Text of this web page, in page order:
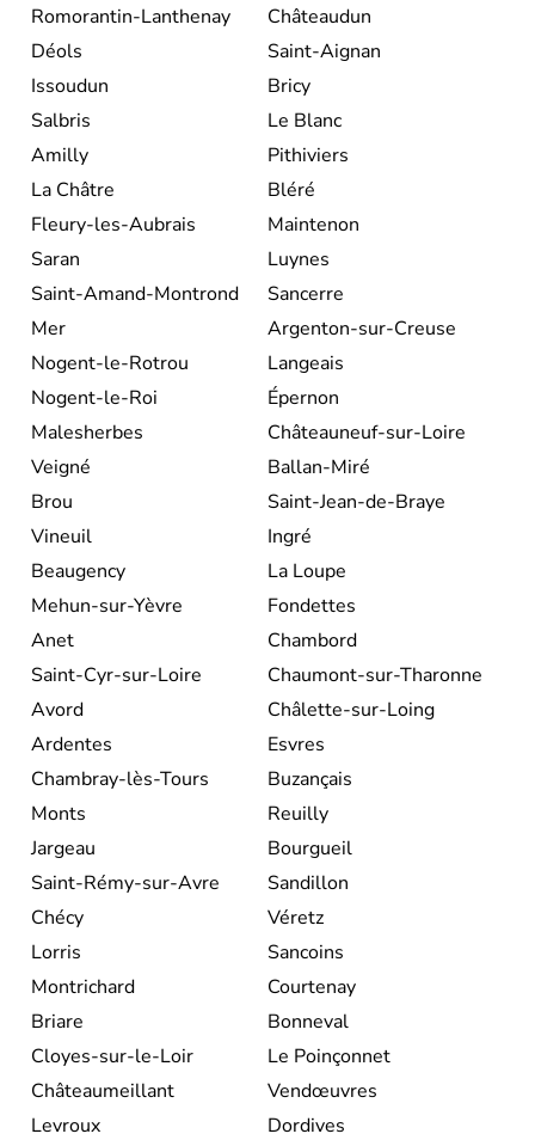
Romorantin-Lanthenay
Châteaudun
Déols
Saint-Aignan
Issoudun
Bricy
Salbris
Le Blanc
Amilly
Pithiviers
La Châtre
Bléré
Fleury-les-Aubrais
Maintenon
Saran
Luynes
Saint-Amand-Montrond
Sancerre
Mer
Argenton-sur-Creuse
Nogent-le-Rotrou
Langeais
Nogent-le-Roi
Épernon
Malesherbes
Châteauneuf-sur-Loire
Veigné
Ballan-Miré
Brou
Saint-Jean-de-Braye
Vineuil
Ingré
Beaugency
La Loupe
Mehun-sur-Yèvre
Fondettes
Anet
Chambord
Saint-Cyr-sur-Loire
Chaumont-sur-Tharonne
Avord
Châlette-sur-Loing
Ardentes
Esvres
Chambray-lès-Tours
Buzançais
Monts
Reuilly
Jargeau
Bourgueil
Saint-Rémy-sur-Avre
Sandillon
Chécy
Véretz
Lorris
Sancoins
Montrichard
Courtenay
Briare
Bonneval
Cloyes-sur-le-Loir
Le Poinçonnet
Châteaumeillant
Vendœuvres
Levroux
Dordives